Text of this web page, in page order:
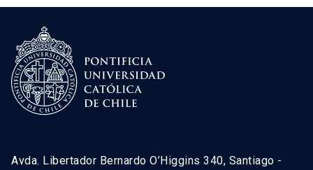
Avda. Libertador Bernardo O’Higgins 340, Santiago -